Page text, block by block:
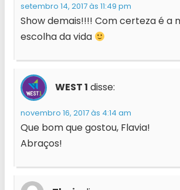
setembro 14, 2017 às 11:49 pm
Show demais!!!! Com certeza é a
escolha da vida
WEST 1 disse:
novembro 16, 2017 às 4:14 am
Que bom que gostou, Flavia!
Abraços!